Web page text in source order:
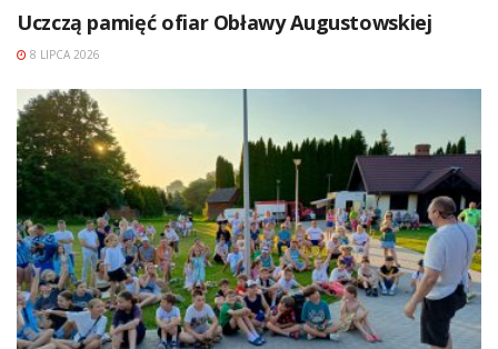
Uczczą pamięć ofiar Obławy Augustowskiej
8 LIPCA 2026